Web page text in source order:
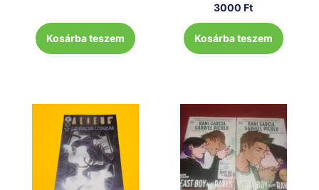
Kosárba teszem
3000Ft
Kosárba teszem